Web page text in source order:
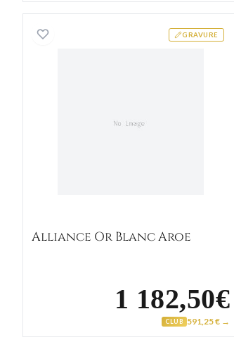
GRAVURE
Alliance Or Blanc Aroe
Alliance Or Blanc Aroe
1 182,50€
CLUB 591,25 € →